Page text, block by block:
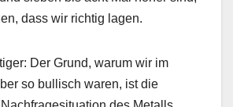
dass wir richtig lagen.
Der Grund, warum wir im
so bullisch waren, ist die